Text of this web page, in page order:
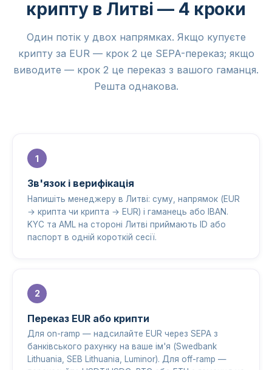
крипту в Литві — 4 кроки
Один потік у двох напрямках. Якщо купуєте
крипту за EUR — крок 2 це SEPA-переказ; якщо
виводите — крок 2 це переказ з вашого гаманця.
Решта однакова.
Зв'язок і верифікація
Напишіть менеджеру в Литві: суму, напрямок (EUR
→ крипта чи крипта → EUR) і гаманець або IBAN.
KYC та AML на стороні Литві приймають ID або
паспорт в одній короткій сесії.
Переказ EUR або крипти
Для on-ramp — надсилайте EUR через SEPA з
банківського рахунку на ваше ім'я (Swedbank
Lithuania, SEB Lithuania, Luminor). Для off-ramp —